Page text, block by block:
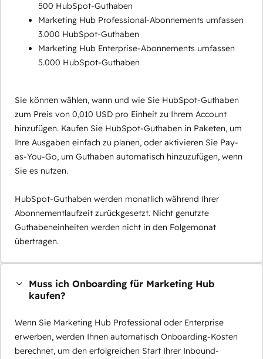
500 HubSpot-Guthaben
Marketing Hub Professional-Abonnements umfassen
3.000 HubSpot-Guthaben
Marketing Hub Enterprise-Abonnements umfassen
5.000 HubSpot-Guthaben
Sie können wählen, wann und wie Sie HubSpot-Guthaben
zum Preis von 0,010 USD pro Einheit zu Ihrem Account
hinzufügen. Kaufen Sie HubSpot-Guthaben in Paketen, um
Ihre Ausgaben einfach zu planen, oder aktivieren Sie Pay-
as-You-Go, um Guthaben automatisch hinzuzufügen, wenn
Sie es nutzen.
HubSpot-Guthaben werden monatlich während Ihrer
Abonnementlaufzeit zurückgesetzt. Nicht genutzte
Guthabeneinheiten werden nicht in den Folgemonat
übertragen.
Muss ich Onboarding für Marketing Hub
kaufen?
Wenn Sie Marketing Hub Professional oder Enterprise
erwerben, werden Ihnen automatisch Onboarding-Kosten
berechnet, um den erfolgreichen Start Ihrer Inbound-